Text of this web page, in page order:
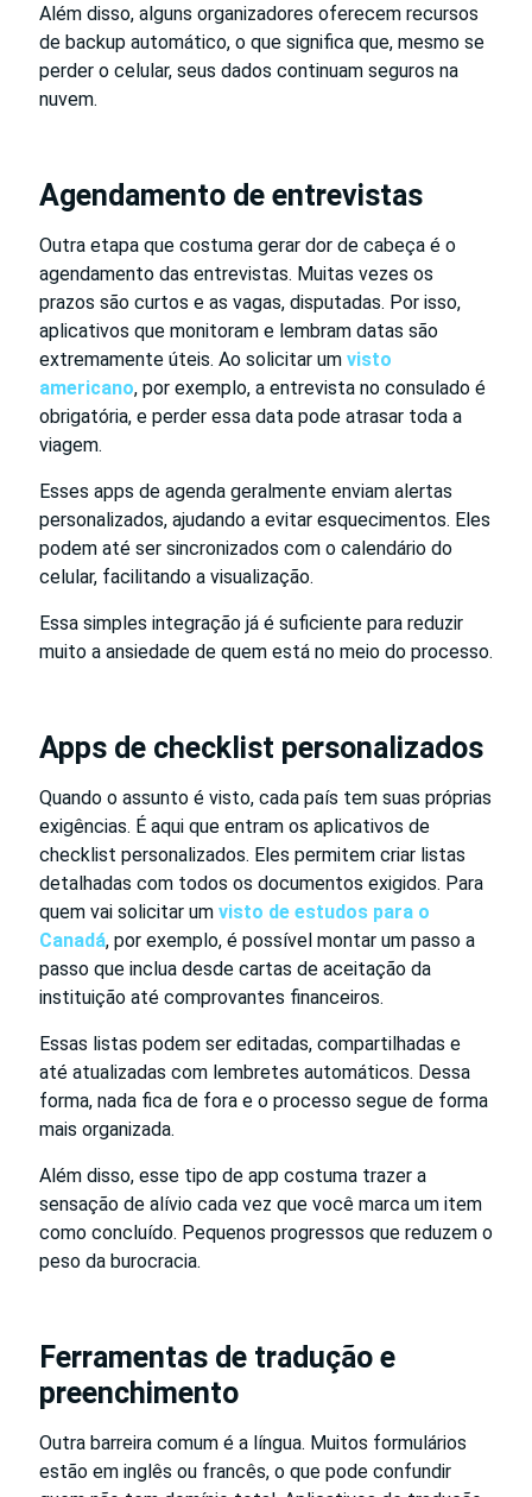
Além disso, alguns organizadores oferecem recursos
de backup automático, o que significa que, mesmo se
perder o celular, seus dados continuam seguros na
nuvem.
Agendamento de entrevistas
Outra etapa que costuma gerar dor de cabeça é o
agendamento das entrevistas. Muitas vezes os
prazos são curtos e as vagas, disputadas. Por isso,
aplicativos que monitoram e lembram datas são
extremamente úteis. Ao solicitar um visto
americano, por exemplo, a entrevista no consulado é
obrigatória, e perder essa data pode atrasar toda a
viagem.
Esses apps de agenda geralmente enviam alertas
personalizados, ajudando a evitar esquecimentos. Eles
podem até ser sincronizados com o calendário do
celular, facilitando a visualização.
Essa simples integração já é suficiente para reduzir
muito a ansiedade de quem está no meio do processo.
Apps de checklist personalizados
Quando o assunto é visto, cada país tem suas próprias
exigências. É aqui que entram os aplicativos de
checklist personalizados. Eles permitem criar listas
detalhadas com todos os documentos exigidos. Para
quem vai solicitar um visto de estudos para o
Canadá, por exemplo, é possível montar um passo a
passo que inclua desde cartas de aceitação da
instituição até comprovantes financeiros.
Essas listas podem ser editadas, compartilhadas e
até atualizadas com lembretes automáticos. Dessa
forma, nada fica de fora e o processo segue de forma
mais organizada.
Além disso, esse tipo de app costuma trazer a
sensação de alívio cada vez que você marca um item
como concluído. Pequenos progressos que reduzem o
peso da burocracia.
Ferramentas de tradução e
preenchimento
Outra barreira comum é a língua. Muitos formulários
estão em inglês ou francês, o que pode confundir